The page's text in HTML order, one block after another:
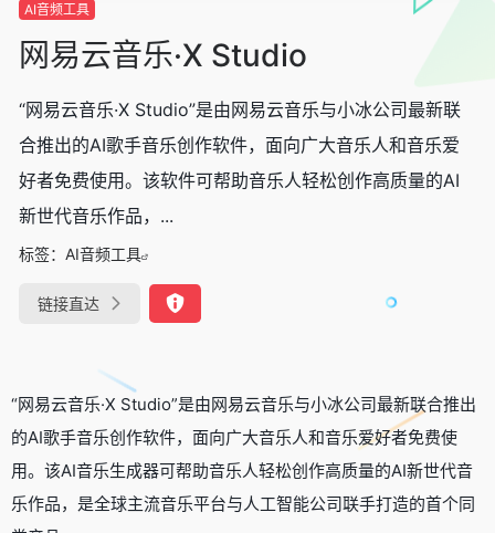
AI音频工具
网易云音乐·X Studio
“网易云音乐·X Studio”是由网易云音乐与小冰公司最新联
合推出的AI歌手音乐创作软件，面向广大音乐人和音乐爱
好者免费使用。该软件可帮助音乐人轻松创作高质量的AI
新世代音乐作品，...
标签： AI音频工具
链接直达
“网易云音乐·X Studio”是由网易云音乐与小冰公司最新联合推出
的AI歌手音乐创作软件，面向广大音乐人和音乐爱好者免费使
用。该AI音乐生成器可帮助音乐人轻松创作高质量的AI新世代音
乐作品，是全球主流音乐平台与人工智能公司联手打造的首个同